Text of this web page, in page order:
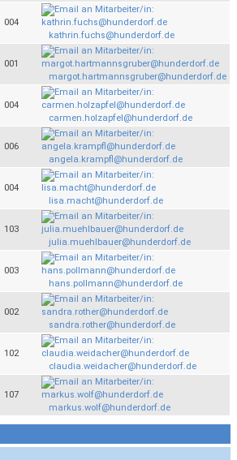
004
kathrin.fuchs@hunderdorf.de
001
margot.hartmannsgruber@hunderdorf.de
004
carmen.holzapfel@hunderdorf.de
006
angela.krampfl@hunderdorf.de
004
lisa.macht@hunderdorf.de
103
julia.muehlbauer@hunderdorf.de
003
hans.pollmann@hunderdorf.de
002
sandra.rother@hunderdorf.de
102
claudia.weidacher@hunderdorf.de
107
markus.wolf@hunderdorf.de